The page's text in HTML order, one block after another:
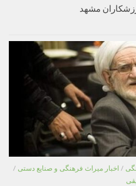
مشهد
/ اخبار میراث فرهنگی و صنایع دستی /